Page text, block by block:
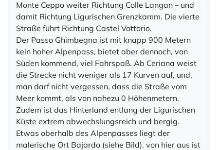
Monte Ceppo weiter Richtung Colle Langan – und
damit Richtung Ligurischen Grenzkamm. Die vierte
Straße führt Richtung Castel Vottorio.
Der Passo Ghimbegna ist mit knapp 900 Metern
kein hoher Alpenpass, bietet aber dennoch, von
Süden kommend, viel Fahrspaß. Ab Ceriana weist
die Strecke nicht weniger als 17 Kurven auf, und,
man darf nicht vergessen, dass die Straße vom
Meer kommt, als von nahezu 0 Höhenmetern.
Zudem ist das Hinterland entlang der Ligurischen
Küste extrem abwechslungsreich und bergig.
Etwas oberhalb des Alpenpasses liegt der
malerische Ort Bajardo (siehe Bild). von hier aus ist